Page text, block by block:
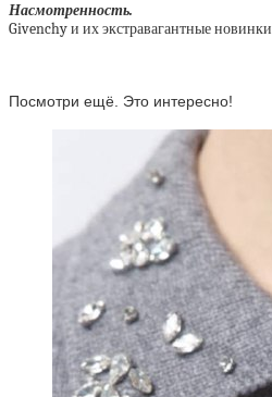
Насмотренность.
Givenchy и их экстравагантные новинки
Посмотри ещё. Это интересно!